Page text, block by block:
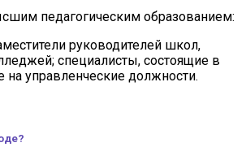
педагогическим образованием:
руководителей школ,
специалисты, состоящие в
на управленческие должности.